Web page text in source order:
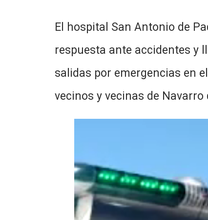
El hospital San Antonio de
respuesta ante accidentes y
salidas por emergencias en
vecinos y vecinas de